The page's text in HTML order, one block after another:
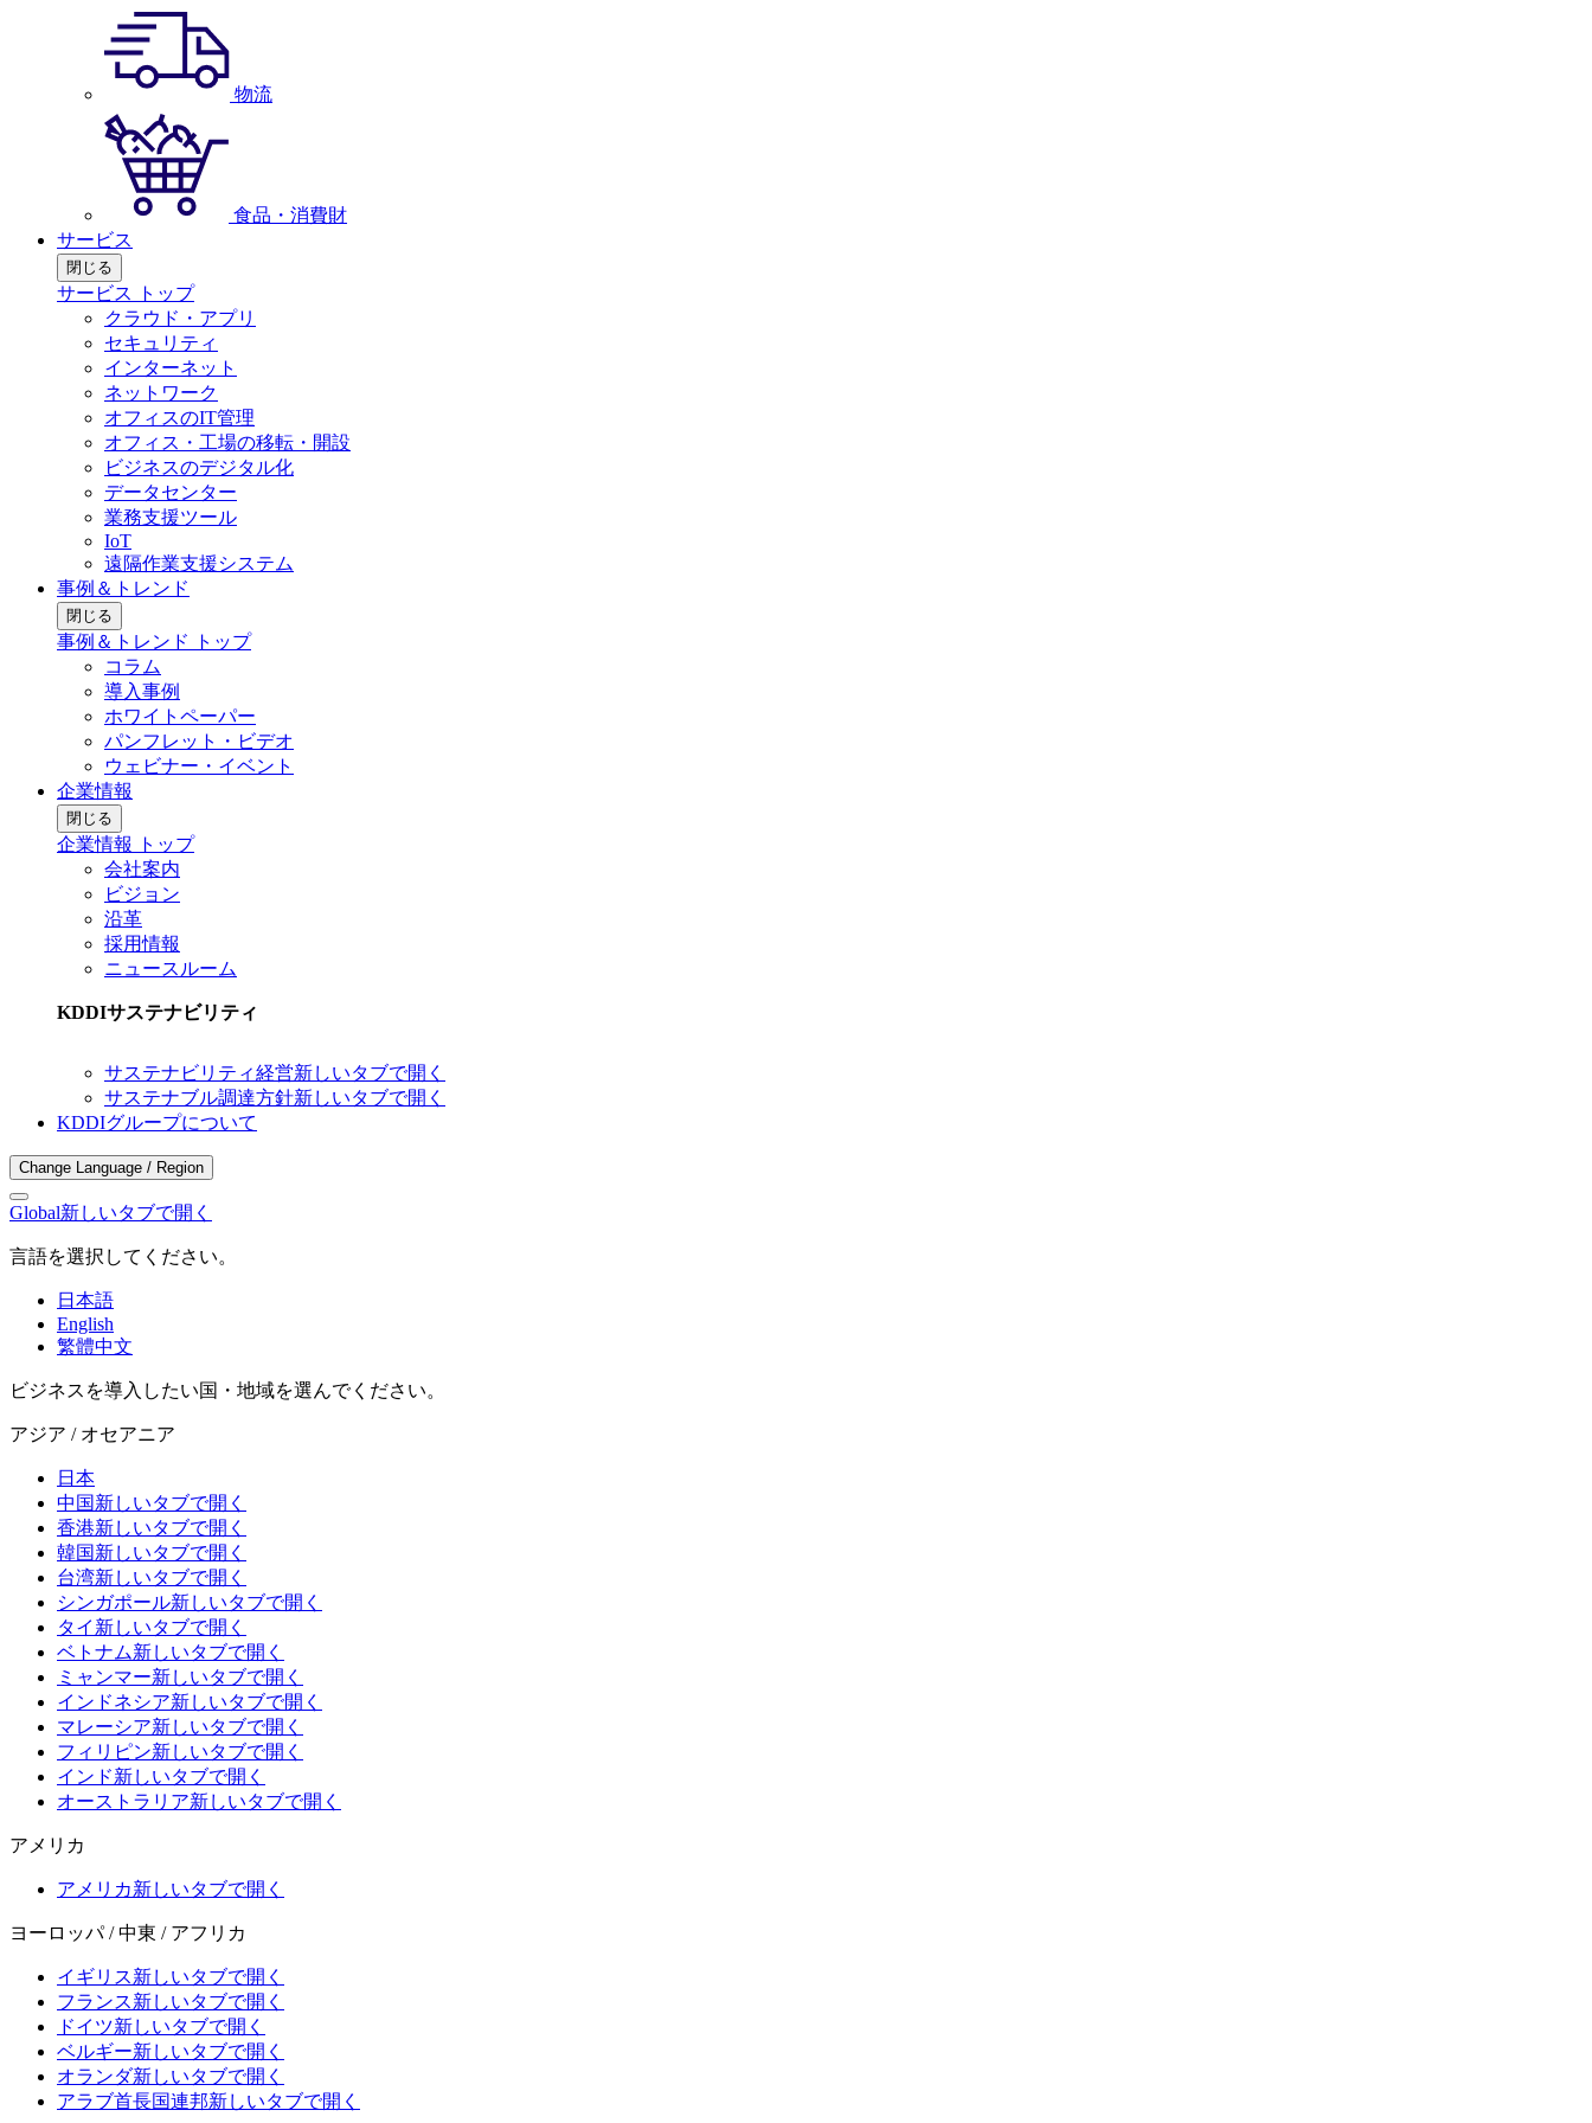
物流
食品・消費財
サービス
閉じる
サービス トップ
クラウド・アプリ
セキュリティ
インターネット
ネットワーク
オフィスのIT管理
オフィス・工場の移転・開設
ビジネスのデジタル化
データセンター
業務支援ツール
IoT
遠隔作業支援システム
事例＆トレンド
閉じる
事例＆トレンド トップ
コラム
導入事例
ホワイトペーパー
パンフレット・ビデオ
ウェビナー・イベント
企業情報
閉じる
企業情報 トップ
会社案内
ビジョン
沿革
採用情報
ニュースルーム
KDDIサステナビリティ
サステナビリティ経営新しいタブで開く
サステナブル調達方針新しいタブで開く
KDDIグループについて
Change Language / Region
Global新しいタブで開く
言語を選択してください。
日本語
English
繁體中文
ビジネスを導入したい国・地域を選んでください。
アジア / オセアニア
日本
中国新しいタブで開く
香港新しいタブで開く
韓国新しいタブで開く
台湾新しいタブで開く
シンガポール新しいタブで開く
タイ 新しいタブで開く
ベトナム新しいタブで開く
ミャンマー新しいタブで開く
インドネシア新しいタブで開く
マレーシア新しいタブで開く
フィリピン新しいタブで開く
インド新しいタブで開く
オーストラリア新しいタブで開く
アメリカ
アメリカ新しいタブで開く
ヨーロッパ / 中東 / アフリカ
イギリス新しいタブで開く
フランス新しいタブで開く
ドイツ新しいタブで開く
ベルギー新しいタブで開く
オランダ新しいタブで開く
アラブ首長国連邦新しいタブで開く